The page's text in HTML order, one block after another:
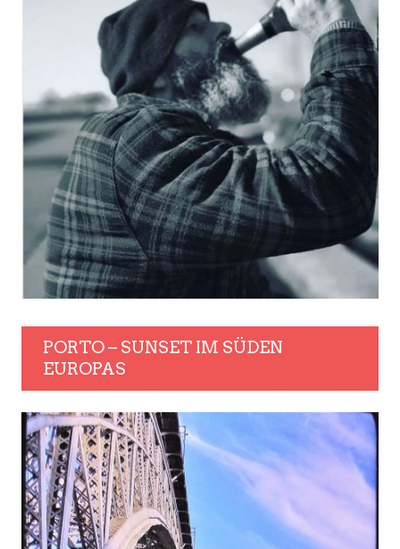
PORTO – SUNSET IM SÜDEN
EUROPAS